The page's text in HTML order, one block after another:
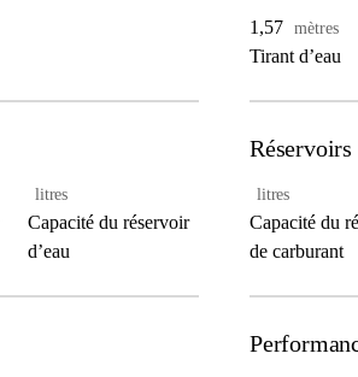
litres
Capacité du réservoir
d’eau
1,57 mètres
Tirant d’eau
Réservoirs
litres
Capacité du
de carburant